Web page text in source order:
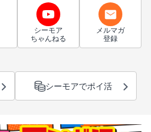
シーモア
ちゃんねる
メルマガ
登録
シーモアでポイ活